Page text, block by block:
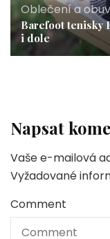
Oblečení a obuv
Barefoot tenisky
i dole
Napsat
Vaše e-mailová
Vyžadované
Comment